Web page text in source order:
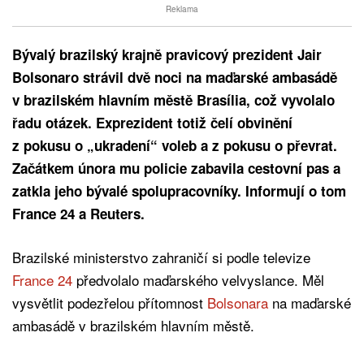
Reklama
Bývalý brazilský krajně pravicový prezident Jair
Bolsonaro strávil dvě noci na maďarské ambasádě
v brazilském hlavním městě Brasília, což vyvolalo
řadu otázek. Exprezident totiž čelí obvinění
z pokusu o „ukradení“ voleb a z pokusu o převrat.
Začátkem února mu policie zabavila cestovní pas a
zatkla jeho bývalé spolupracovníky. Informují o tom
France 24 a Reuters.
Brazilské ministerstvo zahraničí si podle televize
France 24 předvolalo maďarského velvyslance. Měl
vysvětlit podezřelou přítomnost Bolsonara na maďarské
ambasádě v brazilském hlavním městě.